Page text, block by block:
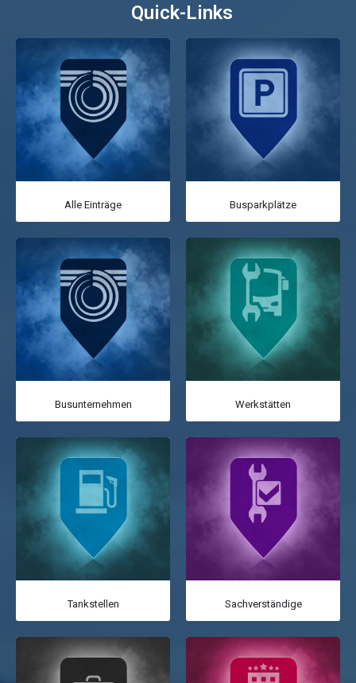
Quick-Links
Alle Einträge Busparkplätze
Busunternehmen Werkstätten
Tankstellen Sachverständige